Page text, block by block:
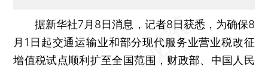
据新华社7月8日消息，记者8日获悉，为确保8
月1日起交通运输业和部分现代服务业营业税改征
增值税试点顺利扩至全国范围，财政部、中国人民